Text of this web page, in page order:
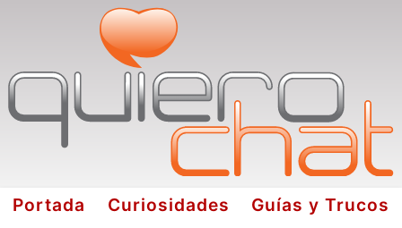
Portada Curiosidades
Guías y Trucos